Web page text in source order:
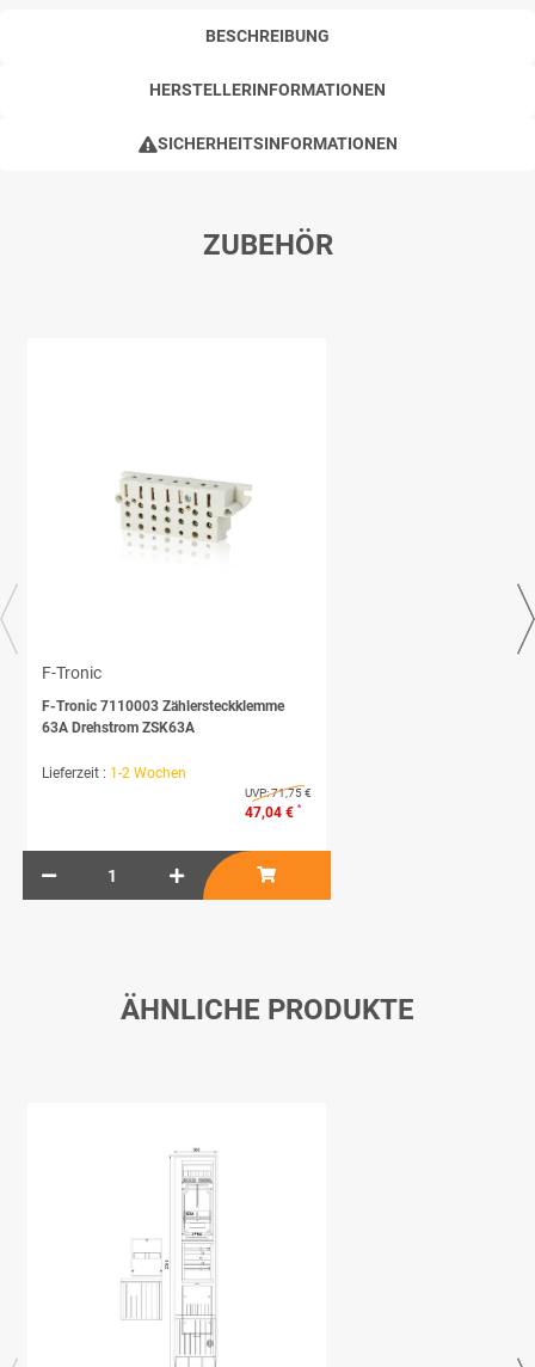
BESCHREIBUNG
HERSTELLERINFORMATIONEN
SICHERHEITSINFORMATIONEN
ZUBEHÖR
F-Tronic
F-Tronic 7110003 Zählersteckklemme
63A Drehstrom ZSK63A
Lieferzeit : 1-2 Wochen
UVP:71,75 €
47,04 € *
ÄHNLICHE PRODUKTE